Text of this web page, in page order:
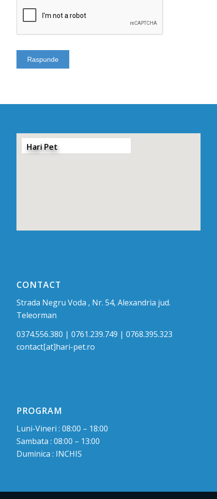
Hari Pet
CONTACT
Strada Negru Voda , Nr. 54, Alexandria jud.
Teleorman
0374.556.380 | 0761.239.749 | 0768.395.323
contact[at]hari-pet.ro
PROGRAM
Luni-Vineri : 08:00 – 18:00
Sambata : 08:00 – 13:00
Duminica : INCHIS